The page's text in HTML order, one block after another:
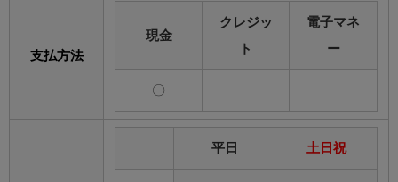
支払方法
現金
クレジッ
ト
電子マネ
ー
〇
平日 土日祝